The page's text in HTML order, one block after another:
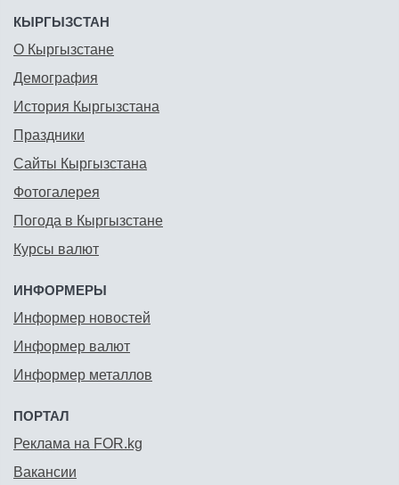
КЫРГЫЗСТАН
О Кыргызстане
Демография
История Кыргызстана
Праздники
Сайты Кыргызстана
Фотогалерея
Погода в Кыргызстане
Курсы валют
ИНФОРМЕРЫ
Информер новостей
Информер валют
Информер металлов
ПОРТАЛ
Реклама на FOR.kg
Вакансии